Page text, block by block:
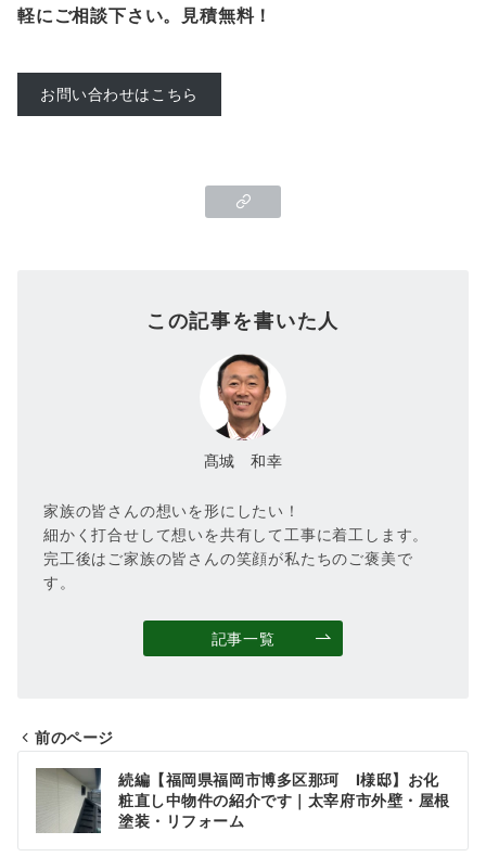
軽にご相談下さい。見積無料！
お問い合わせはこちら
この記事を書いた人
髙城 和幸
家族の皆さんの想いを形にしたい！
細かく打合せして想いを共有して工事に着工します。
完工後はご家族の皆さんの笑顔が私たちのご褒美で
す。
記事一覧
投
ナ
前のページ
続編【福岡県福岡市博多区那珂 I様邸】お化
粧直し中物件の紹介です｜太宰府市外壁・屋根
塗装・リフォーム